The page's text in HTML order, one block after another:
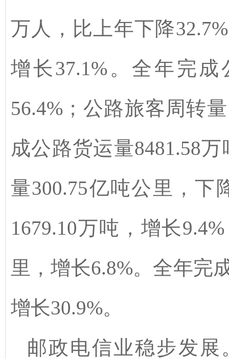
万人，比上年下降
增长37.1%。全年完
56.4%；公路旅客周转
成公路货运量8481.58
量300.75亿吨公里，下
1679.10万吨，增长
里，增长6.8%。全年完
增长30.9%。
邮政电信业稳步发展